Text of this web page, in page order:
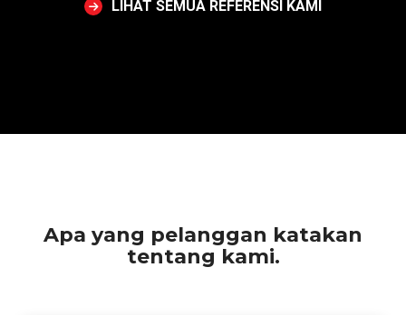
LIHAT SEMUA REFERENSI KAMI
Apa yang pelanggan katakan
tentang kami.